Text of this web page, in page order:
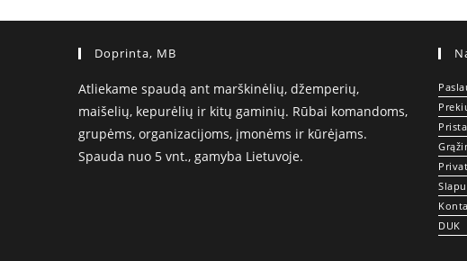
Doprinta, MB
Atliekame spaudą ant marškinėlių, džemperių,
maišelių, kepurėlių ir kitų gaminių. Rūbai komandoms,
grupėms, organizacijoms, įmonėms ir kūrėjams.
Spauda nuo 5 vnt., gamyba Lietuvoje.
DUK